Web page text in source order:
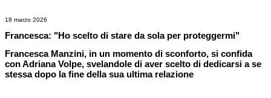
18 marzo 2026
Francesca: "Ho scelto di stare da sola per proteggermi"
Francesca Manzini, in un momento di sconforto, si confida
con Adriana Volpe, svelandole di aver scelto di dedicarsi a se
stessa dopo la fine della sua ultima relazione